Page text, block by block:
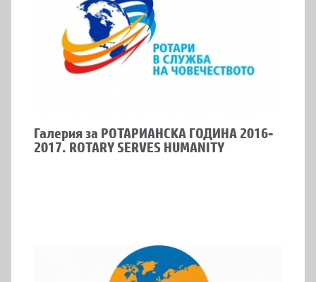
Галерия за РОТАРИАНСКА ГОДИНА 2016-
2017. ROTARY SERVES HUMANITY